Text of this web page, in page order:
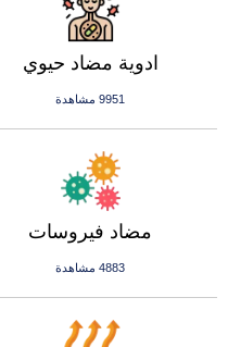
ادوية مضاد حيوي
9951 مشاهدة
مضاد فيروسات
4883 مشاهدة